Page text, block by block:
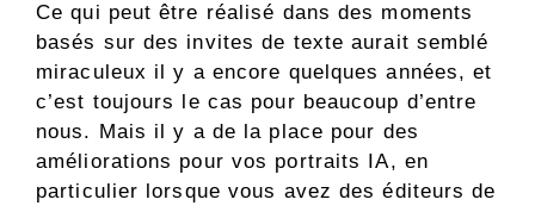
Ce qui peut être réalisé dans des moments
basés sur des invites de texte aurait semblé
miraculeux il y a encore quelques années, et
c’est toujours le cas pour beaucoup d’entre
nous. Mais il y a de la place pour des
améliorations pour vos portraits IA, en
particulier lorsque vous avez des éditeurs de